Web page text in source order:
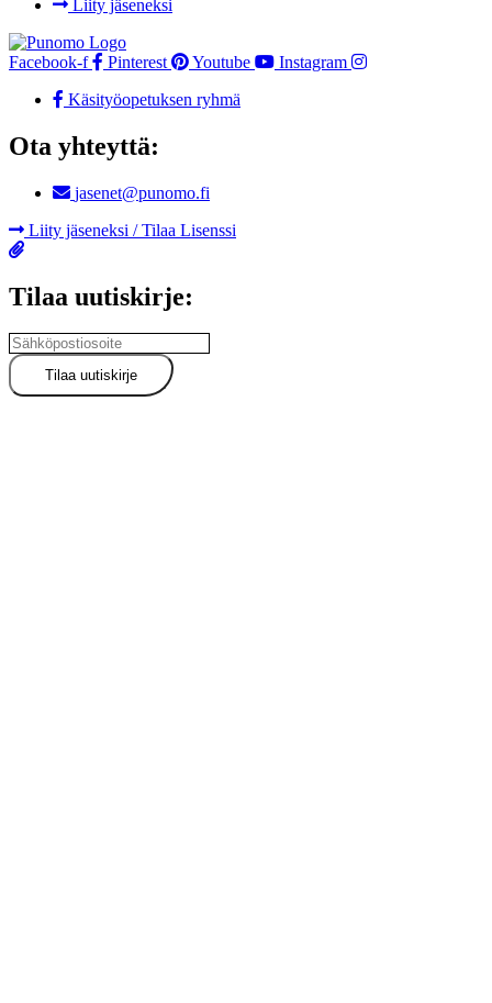
Liity jäseneksi
Facebook-f Pinterest Youtube
Instagram
Käsityöopetuksen ryhmä
Ota yhteyttä:
jasenet@punomo.fi
Liity jäseneksi / Tilaa Lisenssi
Tilaa uutiskirje: